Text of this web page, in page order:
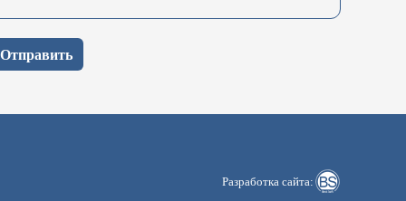
Отправить
Разработка сайта: